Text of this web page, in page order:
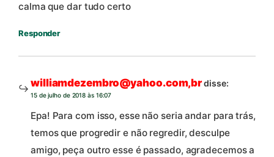
calma que dar tudo certo
Responder
williamdezembro@yahoo.com,brdisse:
15 de julho de 2018 às 16:07
Epa! Para com isso, esse não seria andar para trás,
temos que progredir e não regredir, desculpe
amigo, peça outro esse é passado, agradecemos a